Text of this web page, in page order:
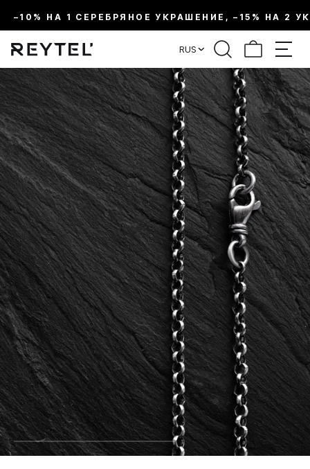
–10% НА 1 СЕРЕБРЯНОЕ УКРАШЕНИЕ, –15% НА 2
RUS